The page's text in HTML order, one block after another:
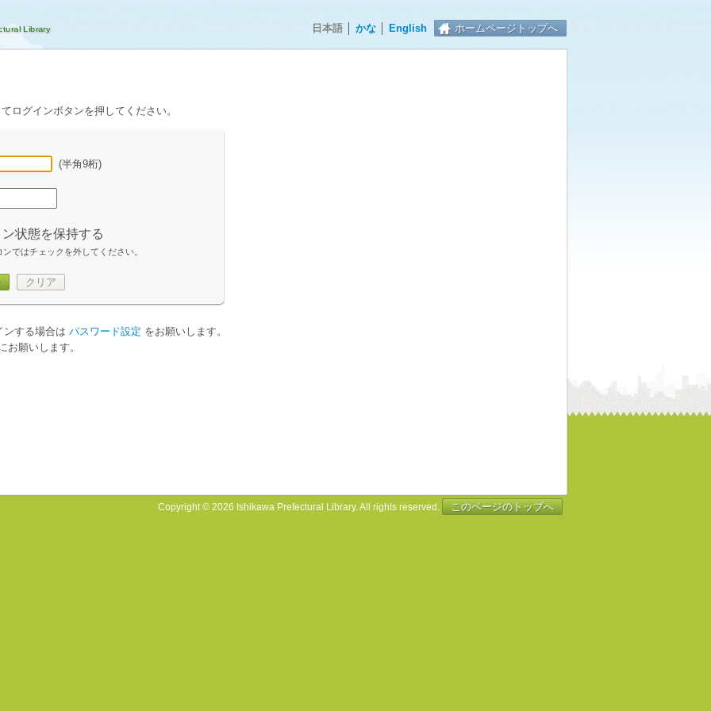
日本語 かな English ホームページトップへ
ログインボタンを押してください。
(半角9桁)
状態を保持する
ではチェックを外してください。
クリア
ンする場合は パスワード設定 をお願いします。
お願いします。
Copyright © 2026 Ishikawa Prefectural Library. All rights reserved. このページのトップへ